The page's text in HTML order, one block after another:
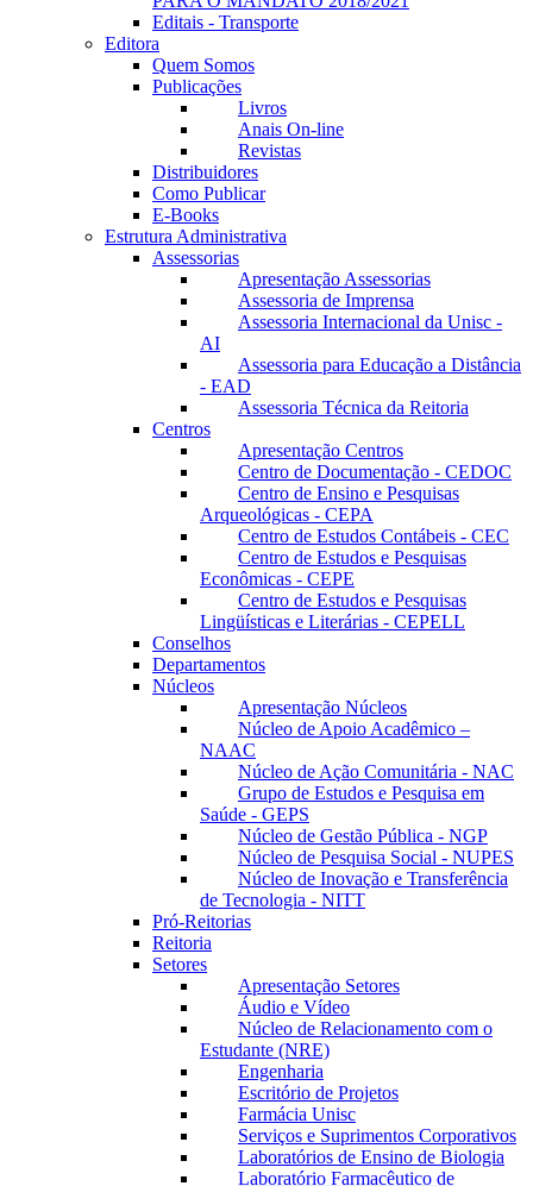
Editais - Transporte
Editora
Quem Somos
Publicações
Livros
Anais On-line
Revistas
Distribuidores
Como Publicar
E-Books
Estrutura Administrativa
Assessorias
Apresentação Assessorias
Assessoria de Imprensa
Assessoria Internacional da Unisc -
AI
Assessoria para Educação a Distância
- EAD
Assessoria Técnica da Reitoria
Centros
Apresentação Centros
Centro de Documentação - CEDOC
Centro de Ensino e Pesquisas
Arqueológicas - CEPA
Centro de Estudos Contábeis - CEC
Centro de Estudos e Pesquisas
Econômicas - CEPE
Centro de Estudos e Pesquisas
Lingüísticas e Literárias - CEPELL
Conselhos
Departamentos
Núcleos
Apresentação Núcleos
Núcleo de Apoio Acadêmico –
NAAC
Núcleo de Ação Comunitária - NAC
Grupo de Estudos e Pesquisa em
Saúde - GEPS
Núcleo de Gestão Pública - NGP
Núcleo de Pesquisa Social - NUPES
Núcleo de Inovação e Transferência
de Tecnologia - NITT
Pró-Reitorias
Reitoria
Setores
Apresentação Setores
Áudio e Vídeo
Núcleo de Relacionamento com o
Estudante (NRE)
Engenharia
Escritório de Projetos
Farmácia Unisc
Serviços e Suprimentos Corporativos
Laboratórios de Ensino de Biologia
Laboratório Farmacêutico de